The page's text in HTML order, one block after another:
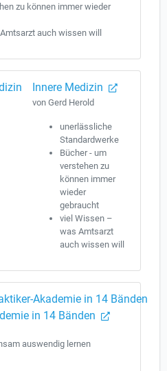
zu können immer wieder
auch wissen will
Innere Medizin
von Gerd Herold
unerlässliche
Standardwerke
Bücher - um
verstehen zu
können immer
wieder
gebraucht
viel Wissen –
was Amtsarzt
auch wissen will
in 14 Bänden
auswendig lernen